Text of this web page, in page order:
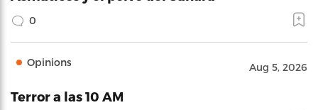
0
Opinions Aug 5, 2026
Terror a las 10 AM